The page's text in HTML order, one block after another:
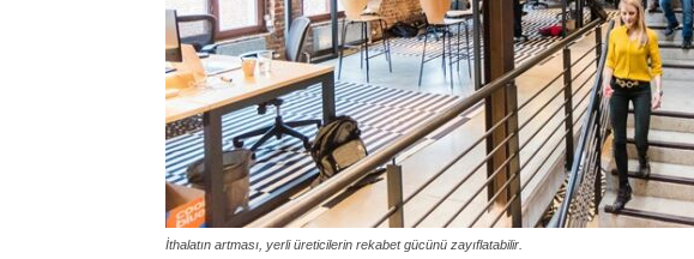
İthalatın artması, yerli üreticilerin rekabet gücünü zayıflatabilir.